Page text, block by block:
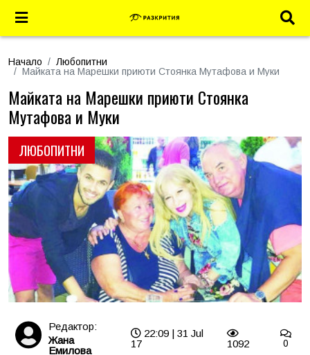
Начало
Любопитни
Майката на Марешки приюти Стоянка Мутафова и Муки
ЛЮБОПИТНИ
Майката на Марешки приюти Стоянка
Мутафова и Муки
Редактор:
Жана
Емилова
22:09 | 31 Jul
17
1092 0